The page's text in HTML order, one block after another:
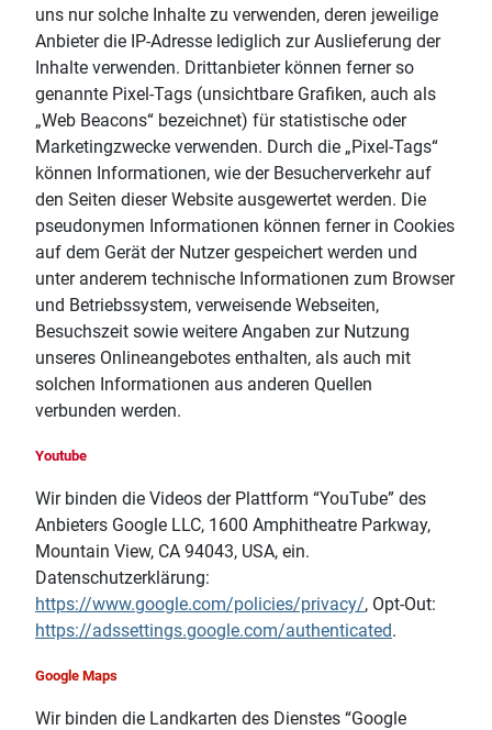
uns nur solche Inhalte zu verwenden, deren jeweilige
Anbieter die IP-Adresse lediglich zur Auslieferung der
Inhalte verwenden. Drittanbieter können ferner so
genannte Pixel-Tags (unsichtbare Grafiken, auch als
„Web Beacons“ bezeichnet) für statistische oder
Marketingzwecke verwenden. Durch die „Pixel-Tags“
können Informationen, wie der Besucherverkehr auf
den Seiten dieser Website ausgewertet werden. Die
pseudonymen Informationen können ferner in Cookies
auf dem Gerät der Nutzer gespeichert werden und
unter anderem technische Informationen zum Browser
und Betriebssystem, verweisende Webseiten,
Besuchszeit sowie weitere Angaben zur Nutzung
unseres Onlineangebotes enthalten, als auch mit
solchen Informationen aus anderen Quellen
verbunden werden.
Youtube
Wir binden die Videos der Plattform “YouTube” des
Anbieters Google LLC, 1600 Amphitheatre Parkway,
Mountain View, CA 94043, USA, ein.
Datenschutzerklärung:
https://www.google.com/policies/privacy/, Opt-Out:
https://adssettings.google.com/authenticated.
Google Maps
Wir binden die Landkarten des Dienstes “Google